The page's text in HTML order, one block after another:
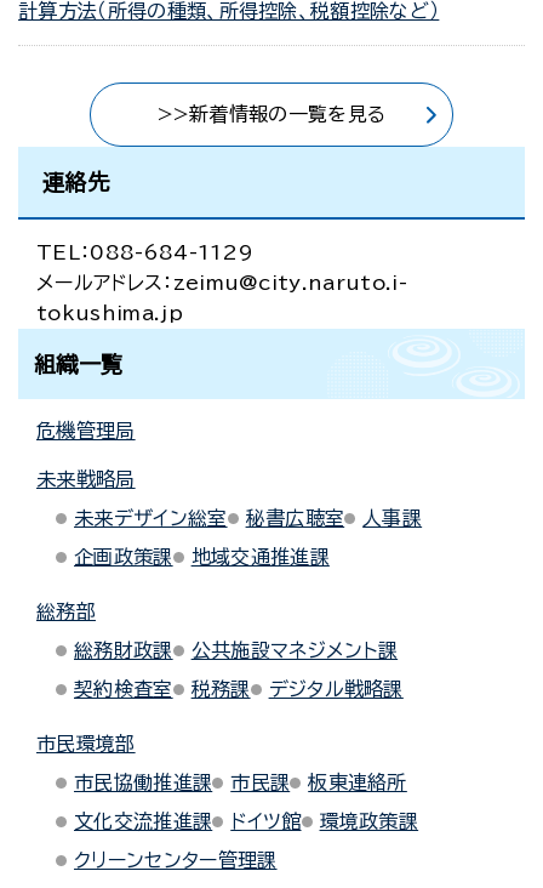
計算方法（所得の種類、所得控除、税額控除など）
>>新着情報の一覧を見る
連絡先
TEL：088-684-1129
メールアドレス：zeimu@city.naruto.i-
tokushima.jp
組織一覧
危機管理局
未来戦略局
未来デザイン総室
秘書広聴室
人事課
企画政策課
地域交通推進課
総務部
総務財政課
公共施設マネジメント課
契約検査室
税務課 デジタル戦略課
市民環境部
市民協働推進課
市民課
板東連絡所
文化交流推進課
ドイツ館
環境政策課
クリーンセンター管理課